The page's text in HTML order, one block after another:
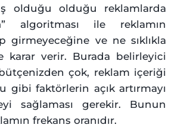
olduğu olduğu reklamlarda
algoritması ile reklamın
girmeyeceğine ve ne sıklıkla
karar verir. Burada belirleyici
çok, reklam içeriği
gibi faktörlerin açık artırmayı
sağlaması gerekir. Bunun
frekans oranıdır.